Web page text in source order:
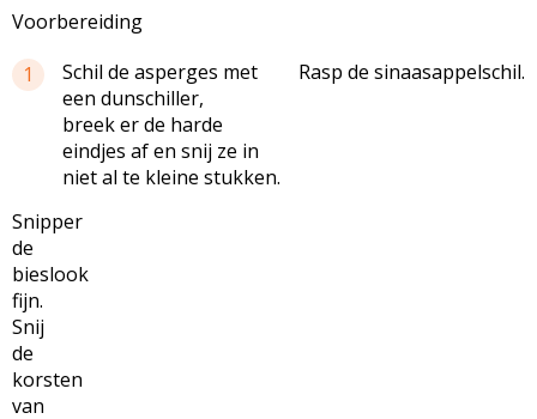
Voorbereiding
1
Schil de asperges met
een dunschiller,
breek er de harde
eindjes af en snij ze in
niet al te kleine stukken.
Rasp de sinaasappelschil.
Snipper
de
bieslook
fijn.
Snij
de
korsten
van